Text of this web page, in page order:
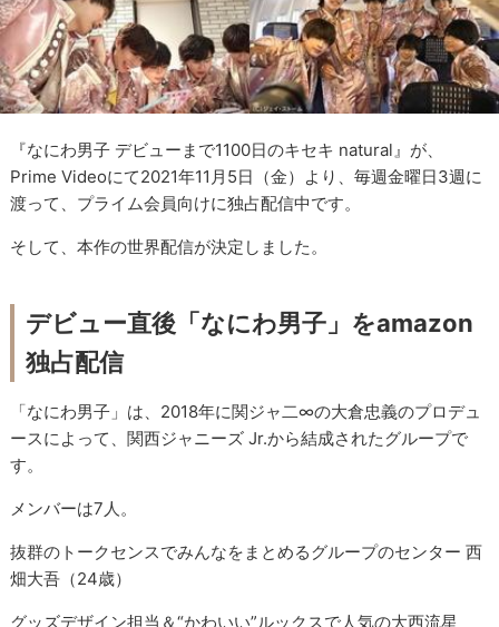
『なにわ男子 デビューまで1100日のキセキ natural』が、
Prime Videoにて2021年11月5日（金）より、毎週金曜日3週に
渡って、プライム会員向けに独占配信中です。
そして、本作の世界配信が決定しました。
デビュー直後「なにわ男子」をamazon
独占配信
「なにわ男子」は、2018年に関ジャ二∞の大倉忠義のプロデュ
ースによって、関西ジャニーズ Jr.から結成されたグループで
す。
メンバーは7人。
抜群のトークセンスでみんなをまとめるグループのセンター 西
畑大吾（24歳）
グッズデザイン担当＆“かわいい”ルックスで人気の大西流星